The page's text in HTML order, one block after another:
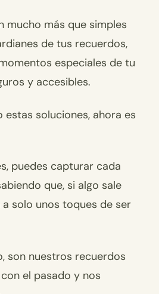
mucho más que simples
de tus recuerdos,
especiales de tu
y accesibles.
estas soluciones, ahora es
puedes capturar cada
que, si algo sale
solo unos toques de ser
son nuestros recuerdos
el pasado y nos